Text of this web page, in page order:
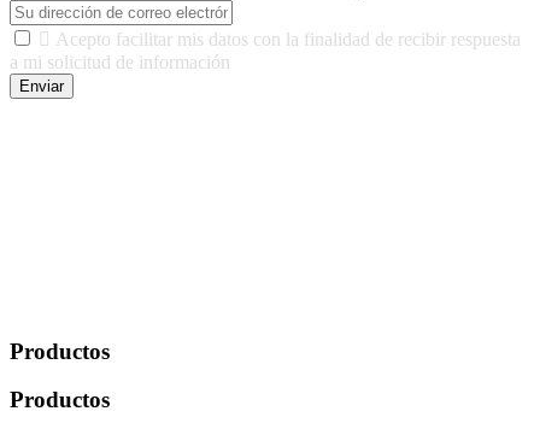
 Acepto facilitar mis datos con la finalidad de recibir respuesta
a mi solicitud de información
Enviar
Productos
Productos